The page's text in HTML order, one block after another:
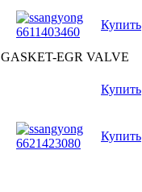
Купить
GASKET-EGR VALVE
Купить
Купить